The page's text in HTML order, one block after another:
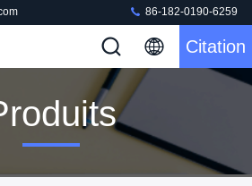
86-182-0190-6259
Citation